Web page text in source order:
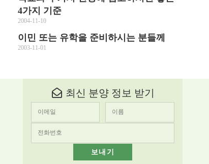
4가지 기준
2004-11-10
이민 또는 유학을 준비하시는 분들께
2003-11-01
최신 분양 정보 받기
보내기